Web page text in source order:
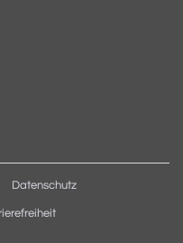
Datenschutz